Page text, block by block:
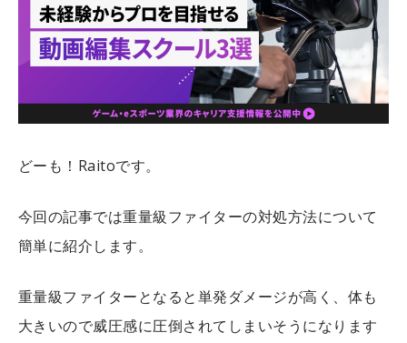
どーも！Raitoです。
今回の記事では重量級ファイターの対処方法について
簡単に紹介します。
重量級ファイターとなると単発ダメージが高く、体も
大きいので威圧感に圧倒されてしまいそうになります